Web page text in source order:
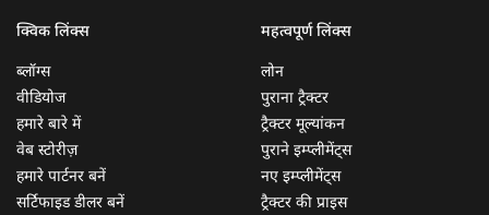
क्विक लिंक्स
ब्लॉग्स
वीडियोज
हमारे बारे में
वेब स्टोरीज़
हमारे पार्टनर बनें
सर्टिफाइड डीलर बनें
महत्वपूर्ण लिंक्स
लोन
पुराना ट्रैक्टर
ट्रैक्टर मूल्यांकन
पुराने इम्प्लीमेंट्स
नए इम्प्लीमेंट्स
ट्रैक्टर की प्राइस